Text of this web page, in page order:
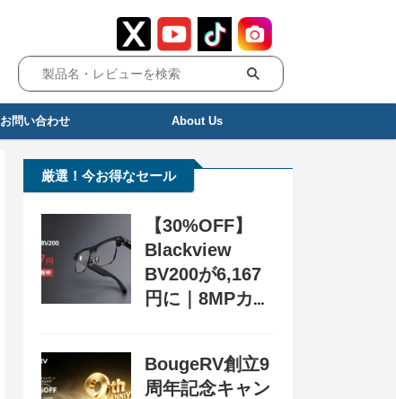
お問い合わせ About Us
厳選！今お得なセール
【30%OFF】
Blackview
BV200が6,167
円に｜8MPカメ
ン配布中
BougeRV創立9
周年記念キャン